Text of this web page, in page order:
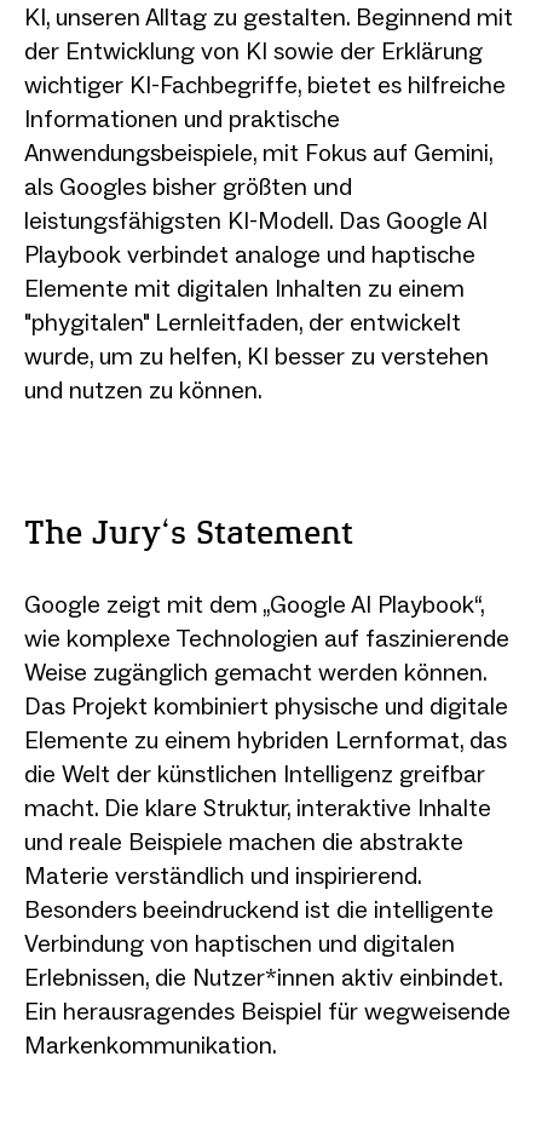
KI, unseren Alltag zu gestalten. Beginnend mit
der Entwicklung von KI sowie der Erklärung
wichtiger KI-Fachbegriffe, bietet es hilfreiche
Informationen und praktische
Anwendungsbeispiele, mit Fokus auf Gemini,
als Googles bisher größten und
leistungsfähigsten KI-Modell. Das Google AI
Playbook verbindet analoge und haptische
Elemente mit digitalen Inhalten zu einem
"phygitalen" Lernleitfaden, der entwickelt
wurde, um zu helfen, KI besser zu verstehen
und nutzen zu können.
The Jury‘s Statement
Google zeigt mit dem „Google AI Playbook“,
wie komplexe Technologien auf faszinierende
Weise zugänglich gemacht werden können.
Das Projekt kombiniert physische und digitale
Elemente zu einem hybriden Lernformat, das
die Welt der künstlichen Intelligenz greifbar
macht. Die klare Struktur, interaktive Inhalte
und reale Beispiele machen die abstrakte
Materie verständlich und inspirierend.
Besonders beeindruckend ist die intelligente
Verbindung von haptischen und digitalen
Erlebnissen, die Nutzer*innen aktiv einbindet.
Ein herausragendes Beispiel für wegweisende
Markenkommunikation.